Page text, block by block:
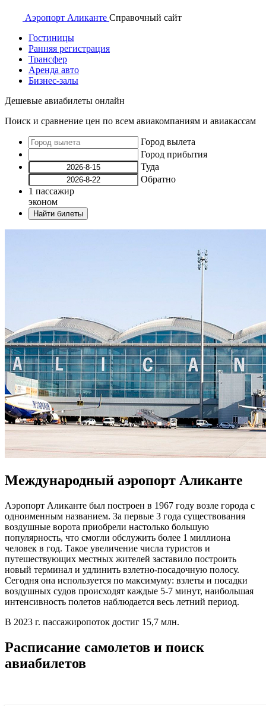
Аэропорт Аликанте Справочный сайт
Гостиницы
Ранняя регистрация
Трансфер
Аренда авто
Бизнес-залы
Дешевые авиабилеты онлайн
Поиск и сравнение цен по всем авиакомпаниям и авиакассам
Город вылета
Город прибытия
Туда
Обратно
1 пассажир
эконом
Найти билеты
Международный аэропорт Аликанте
Аэропорт Аликанте был построен в 1967 году возле города с
одноименным названием. За первые 3 года существования
воздушные ворота приобрели настолько большую
популярность, что смогли обслужить более 1 миллиона
человек в год. Такое увеличение числа туристов и
путешествующих местных жителей заставило построить
новый терминал и удлинить взлетно-посадочную полосу.
Сегодня она используется по максимуму: взлеты и посадки
воздушных судов происходят каждые 5-7 минут, наибольшая
интенсивность полетов наблюдается весь летний период.
В 2023 г. пассажиропоток достиг 15,7 млн.
Расписание самолетов и поиск
авиабилетов